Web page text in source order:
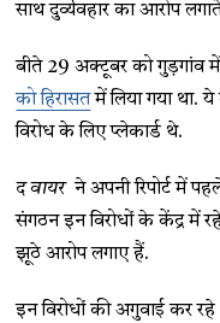
साथ दुर्व्यवहार का आरोप
बीते 29 अक्टूबर को गुड़गांव
को हिरासतमें लिया गया था.
विरोध के लिए प्लेकार्ड थे.
द वायरने अपनी रिपोर्ट में
संगठन इन विरोधों के केंद्र में
झूठे आरोप लगाए हैं.
इन विरोधों की अगुवाई कर रहे